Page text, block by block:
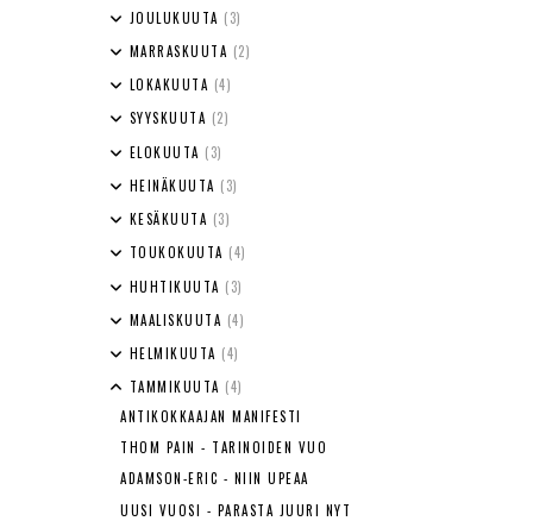
JOULUKUUTA (3)
MARRASKUUTA (2)
LOKAKUUTA (4)
SYYSKUUTA (2)
ELOKUUTA (3)
HEINÄKUUTA (3)
KESÄKUUTA (3)
TOUKOKUUTA (4)
HUHTIKUUTA (3)
MAALISKUUTA (4)
HELMIKUUTA (4)
TAMMIKUUTA (4)
ANTIKOKKAAJAN MANIFESTI
THOM PAIN - TARINOIDEN VUO
ADAMSON-ERIC - NIIN UPEAA
UUSI VUOSI - PARASTA JUURI NYT